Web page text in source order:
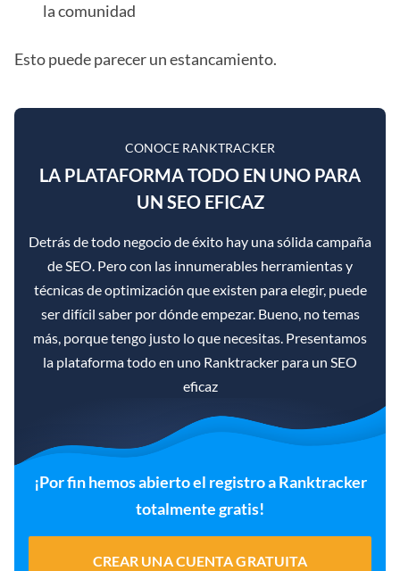
la comunidad
Esto puede parecer un estancamiento.
CONOCE RANKTRACKER
LA PLATAFORMA TODO EN UNO PARA
UN SEO EFICAZ
Detrás de todo negocio de éxito hay una sólida campaña
de SEO. Pero con las innumerables herramientas y
técnicas de optimización que existen para elegir, puede
ser difícil saber por dónde empezar. Bueno, no temas
más, porque tengo justo lo que necesitas. Presentamos
la plataforma todo en uno Ranktracker para un SEO
eficaz
¡Por fin hemos abierto el registro a Ranktracker
totalmente gratis!
CREAR UNA CUENTA GRATUITA